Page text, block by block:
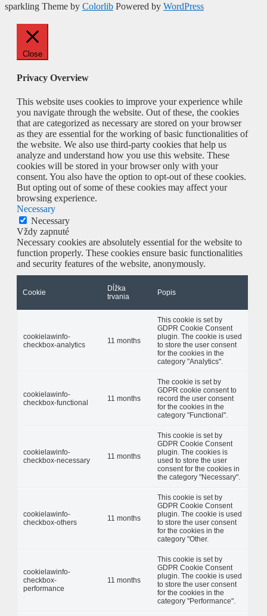
sparkling Theme by Colorlib Powered by WordPress
Close
Privacy Overview
This website uses cookies to improve your experience while
you navigate through the website. Out of these, the cookies
that are categorized as necessary are stored on your browser
as they are essential for the working of basic functionalities of
the website. We also use third-party cookies that help us
analyze and understand how you use this website. These
cookies will be stored in your browser only with your
consent. You also have the option to opt-out of these cookies.
But opting out of some of these cookies may affect your
browsing experience.
Necessary
Necessary
Vždy zapnuté
Necessary cookies are absolutely essential for the website to
function properly. These cookies ensure basic functionalities
and security features of the website, anonymously.
Cookie
Dĺžka
trvania
Popis
cookielawinfo-
checkbox-analytics
11 months
This cookie is set by
GDPR Cookie Consent
plugin. The cookie is used
to store the user consent
for the cookies in the
category "Analytics".
cookielawinfo-
checkbox-functional
11 months
The cookie is set by
GDPR cookie consent to
record the user consent
for the cookies in the
category "Functional".
cookielawinfo-
checkbox-necessary
11 months
This cookie is set by
GDPR Cookie Consent
plugin. The cookies is
used to store the user
consent for the cookies in
the category "Necessary".
cookielawinfo-
checkbox-others
11 months
This cookie is set by
GDPR Cookie Consent
plugin. The cookie is used
to store the user consent
for the cookies in the
category "Other.
cookielawinfo-
checkbox-
performance
11 months
This cookie is set by
GDPR Cookie Consent
plugin. The cookie is used
to store the user consent
for the cookies in the
category "Performance".